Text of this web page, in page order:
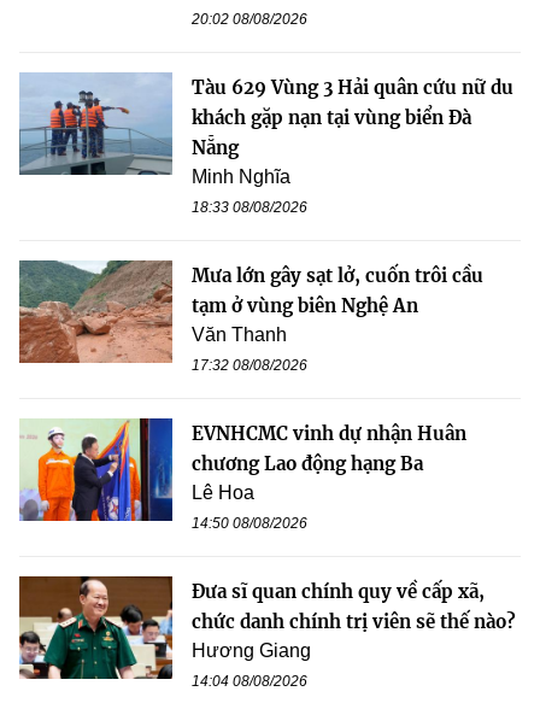
20:02 08/08/2026
Tàu 629 Vùng 3 Hải quân cứu nữ du
khách gặp nạn tại vùng biển Đà
Nẵng
Minh Nghĩa
18:33 08/08/2026
Mưa lớn gây sạt lở, cuốn trôi cầu
tạm ở vùng biên Nghệ An
Văn Thanh
17:32 08/08/2026
EVNHCMC vinh dự nhận Huân
chương Lao động hạng Ba
Lê Hoa
14:50 08/08/2026
Đưa sĩ quan chính quy về cấp xã,
chức danh chính trị viên sẽ thế nào?
Hương Giang
14:04 08/08/2026